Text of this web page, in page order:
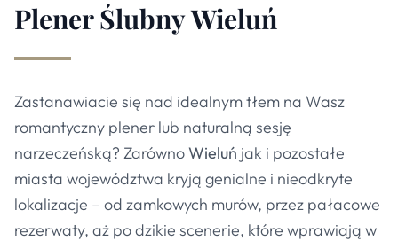
Plener ŚlubnyWieluń
Zastanawiacie się nad idealnym tłem na Wasz
romantyczny plener lub naturalną sesję
narzeczeńską? ZarównoWieluń jak i pozostałe
miasta województwa kryją genialne i nieodkryte
lokalizacje – od zamkowych murów, przez pałacowe
rezerwaty, aż po dzikie scenerie, które wprawiają w